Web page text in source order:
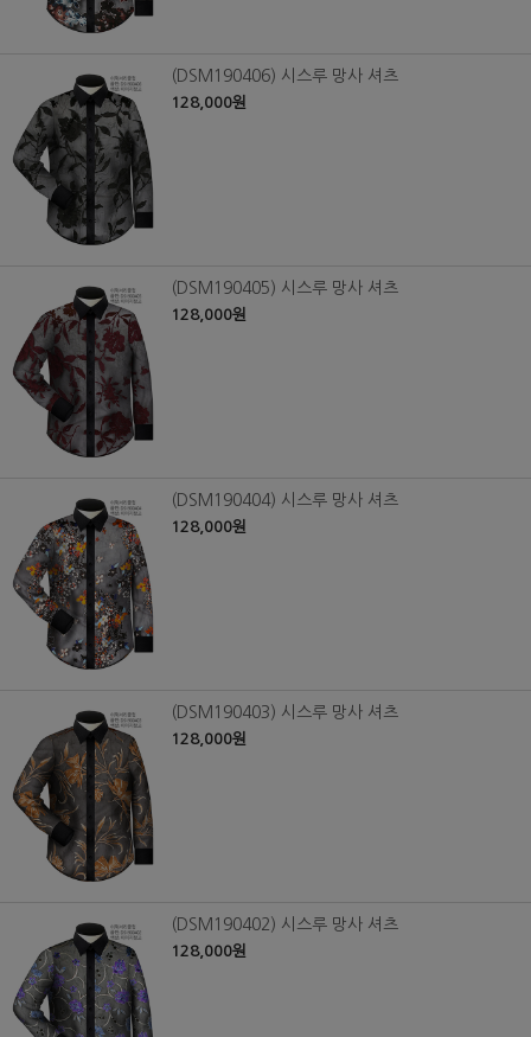
(DSM190406) 시스루 망사 셔츠
128,000원
(DSM190405) 시스루 망사 셔츠
128,000원
(DSM190404) 시스루 망사 셔츠
128,000원
(DSM190403) 시스루 망사 셔츠
128,000원
(DSM190402) 시스루 망사 셔츠
128,000원